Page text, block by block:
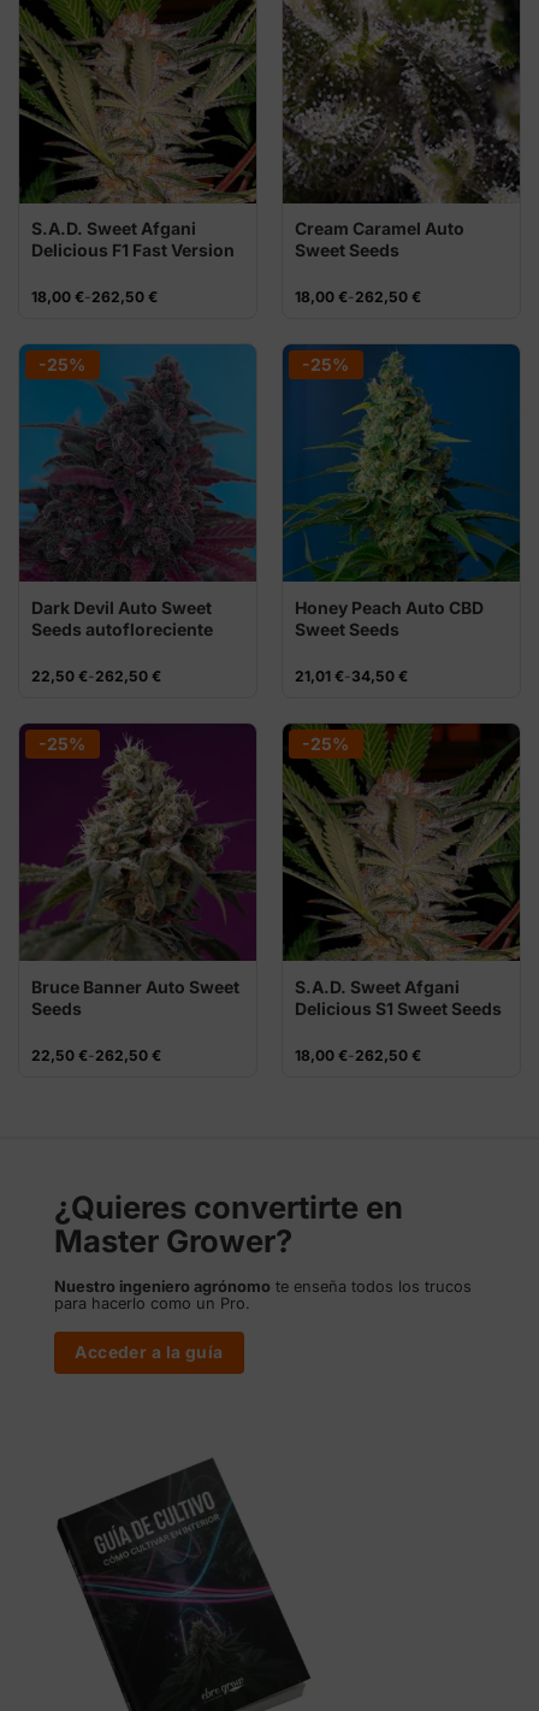
S.A.D. Sweet Afgani
Delicious F1 Fast Version
18,00 €-262,50 €
Rango
18,00 €
hasta
262,50 €
Cream Caramel Auto
Sweet Seeds
18,00 €-262,50 €
Rango
18,00 €
hasta
262,50 €
-25%
Dark Devil Auto Sweet
Seeds autofloreciente
22,50 €-262,50 €
Rango
22,50 €
hasta
262,50 €
-25%
Honey Peach Auto CBD
Sweet Seeds
21,01 €-34,50 €
Rango
21,01 €
hasta
34,50 €
-25%
Bruce Banner Auto Sweet
Seeds
22,50 €-262,50 €
Rango
-25%
S.A.D. Sweet Afgani
Delicious S1 Sweet Seeds
18,00 €-262,50 €
Rango
¿Quieres convertirte en
Master Grower?
Nuestro ingeniero agrónomo te enseña todos los trucos
para hacerlo como un Pro.
Acceder a la guía